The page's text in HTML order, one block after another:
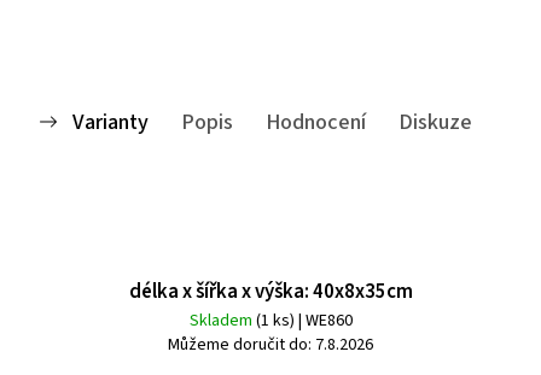
Varianty Popis Hodnocení Diskuze
délka x šířka x výška: 40x8x35cm
Skladem (1 ks) | WE860
Můžeme doručit do: 7.8.2026